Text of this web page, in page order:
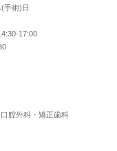
手術)日
17:00
腔外科・矯正歯科